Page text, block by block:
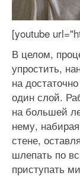
[youtube
В целом,
упростить,
на
один слой.
на большей
нему,
стене,
шлепать по
приступать